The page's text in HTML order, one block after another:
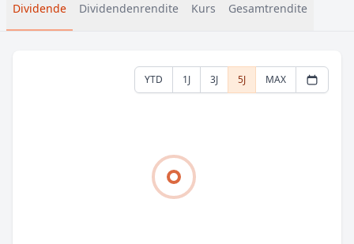
Dividende Dividendenrendite Kurs Gesamtrendite
YTD 1J 3J 5J MAX